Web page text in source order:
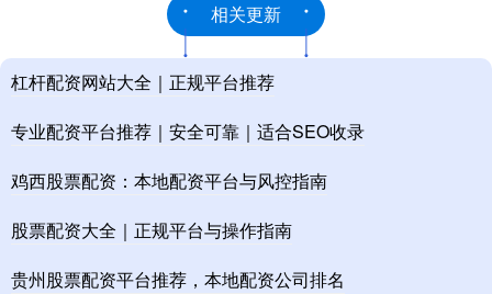
相关更新
杠杆配资网站大全｜正规平台推荐
专业配资平台推荐｜安全可靠｜适合SEO收录
鸡西股票配资：本地配资平台与风控指南
股票配资大全｜正规平台与操作指南
贵州股票配资平台推荐，本地配资公司排名